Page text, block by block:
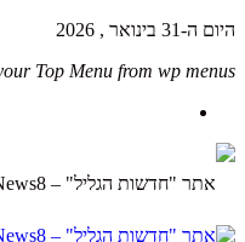
היום ה-31 בינואר , 2026
Top Menu from wp menus